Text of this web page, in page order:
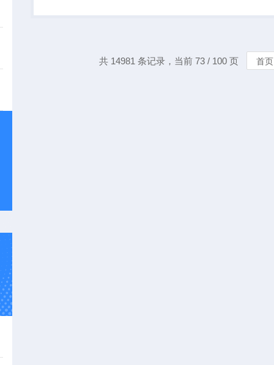
30~100mm2/S的油品，试
共 14981 条记录，当前 73 / 100 页 首页